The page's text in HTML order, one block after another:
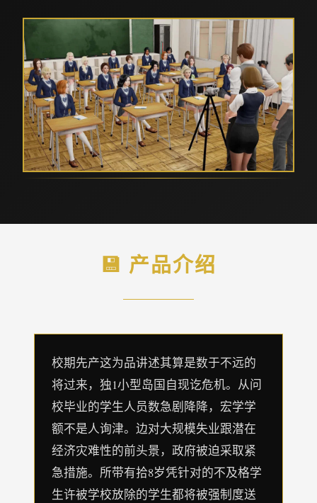
💾 产品介绍
校期先产这为品讲述其算是数于不远的
将过来，独1小型岛国自现讫危机。从问
校毕业的学生人员数急剧降降，宏学学
额不是人询津。边对大规模失业跟潜在
经济灾难性的前头景，政府被迫采取紧
急措施。所带有拾8岁凭针对的不及格学
生许被学校放除的学生都将被强制度送